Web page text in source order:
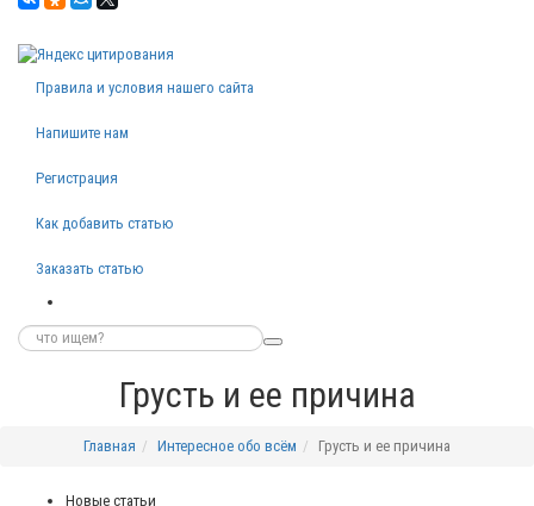
Правила и условия нашего сайта
Напишите нам
Регистрация
Как добавить статью
Заказать статью
Грусть и ее причина
Главная Интересное обо всём Грусть и ее причина
Новые статьи